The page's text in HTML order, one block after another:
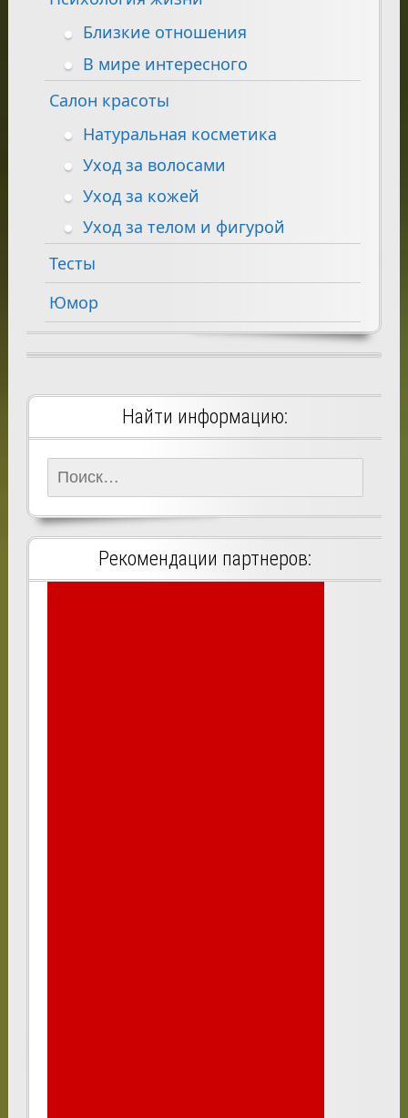
Близкие отношения
В мире интересного
Салон красоты
Натуральная косметика
Уход за волосами
Уход за кожей
Уход за телом и фигурой
Тесты
Юмор
Найти информацию:
Найти:
Рекомендации партнеров: